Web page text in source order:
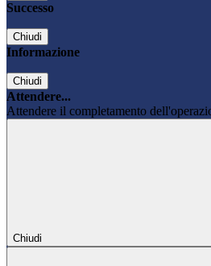
Successo
Chiudi
Informazione
Chiudi
Attendere...
Attendere il completamento
Chiudi